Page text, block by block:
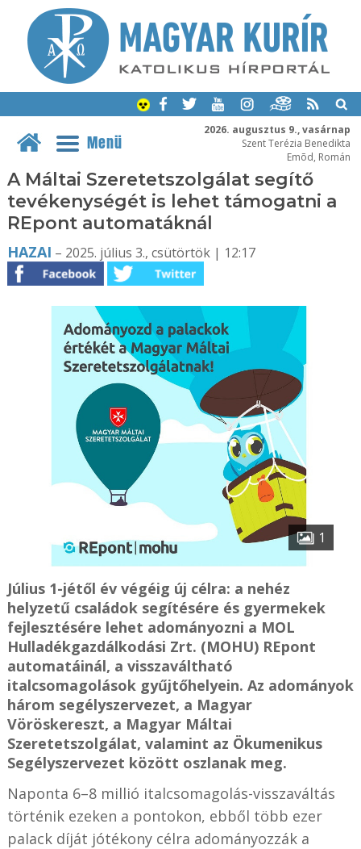
2026. augusztus 9., vasárnap
Szent Terézia Benedikta
Emõd, Román
Menü
A Máltai Szeretetszolgálat segítő
tevékenységét is lehet támogatni a
REpont automatáknál
HAZAI – 2025. július 3., csütörtök | 12:17
1
Július 1-jétől év végéig új célra: a nehéz
helyzetű családok segítésére és gyermekek
fejlesztésére lehet adományozni a MOL
Hulladékgazdálkodási Zrt. (MOHU) REpont
automatáinál, a visszaváltható
italcsomagolások gyűjtőhelyein. Az adományok
három segélyszervezet, a Magyar
Vöröskereszt, a Magyar Máltai
Szeretetszolgálat, valamint az Ökumenikus
Segélyszervezet között oszlanak meg.
Naponta 6–8 millió italcsomagolás-visszaváltás
történik ezeken a pontokon, ebből több ezer
palack díját jótékony célra adományozzák a